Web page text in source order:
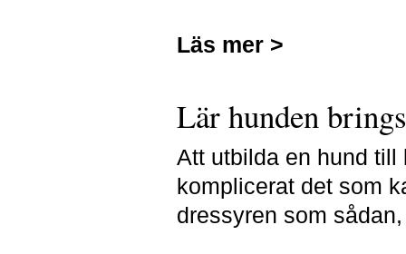
Läs mer >
Lär hunden
Att utbilda en hund
komplicerat det som
dressyren som